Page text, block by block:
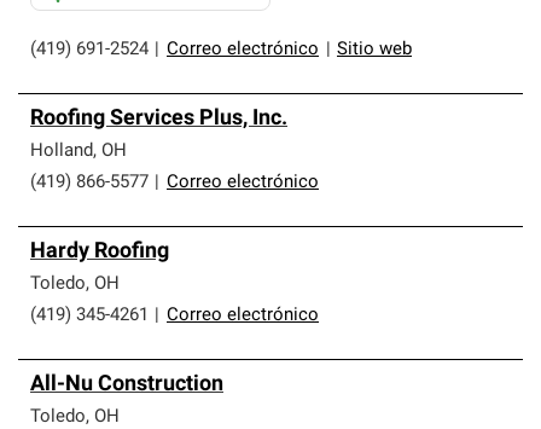
(419) 691-2524 Correo electrónico Sitio web
Roofing Services Plus, Inc.
Holland, OH
(419) 866-5577
Correo electrónico
Hardy Roofing
Toledo, OH
(419) 345-4261
Correo electrónico
All-Nu Construction
Toledo, OH